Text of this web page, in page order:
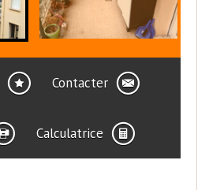
Contacter
Calculatrice